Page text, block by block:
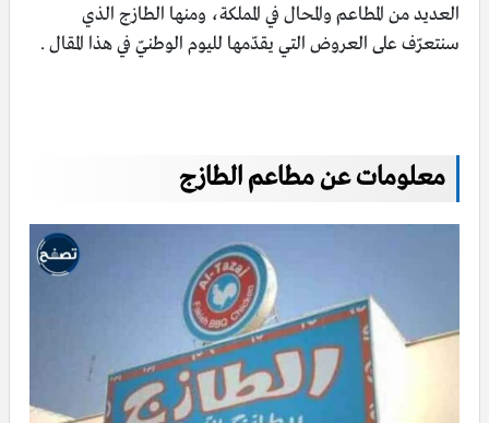
العديد من المطاعم والمحال في المملكة، ومنها الطازج الذي
سنتعرّف على العروض التي يقدّمها لليوم الوطنيّ في هذا المقال .
معلومات عن مطاعم الطازج